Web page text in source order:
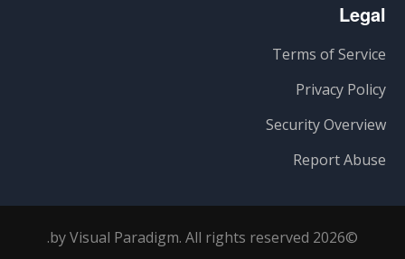
Legal
Terms of Service
Privacy Policy
Security Overview
Report Abuse
©2026 by Visual Paradigm. All rights reserved.